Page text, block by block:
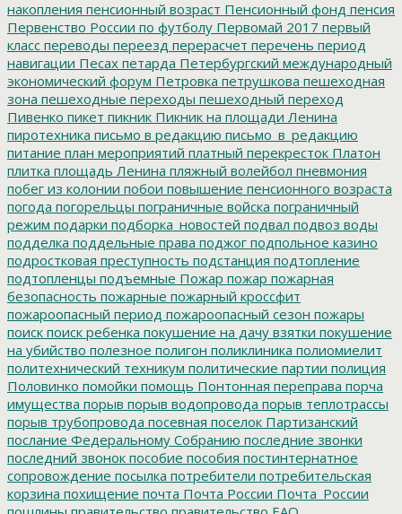
накопления пенсионный возраст Пенсионный фонд пенсия
Первенство России по футболу Первомай 2017 первый
класс переводы переезд перерасчет перечень период
навигации Песах петарда Петербургский международный
экономический форум Петровка петрушкова пешеходная
зона пешеходные переходы пешеходный переход
Пивенко пикет пикник Пикник на площади Ленина
пиротехника письмо в редакцию письмо_в_редакцию
питание план мероприятий платный перекресток Платон
плитка площадь Ленина пляжный волейбол пневмония
побег из колонии побои повышение пенсионного возраста
погода погорельцы пограничные войска пограничный
режим подарки подборка_новостей подвал подвоз воды
подделка поддельные права поджог подпольное казино
подростковая преступность подстанция подтопление
подтопленцы подъемные Пожар пожар пожарная
безопасность пожарные пожарный кроссфит
пожароопасный период пожароопасный сезон пожары
поиск поиск ребенка покушение на дачу взятки покушение
на убийство полезное полигон поликлиника полиомиелит
политехнический техникум политические партии полиция
Половинко помойки помощь Понтонная переправа порча
имущества порыв порыв водопровода порыв теплотрассы
порыв трубопровода посевная поселок Партизанский
послание Федеральному Собранию последние звонки
последний звонок пособие пособия постинтернатное
сопровождение посылка потребители потребительская
корзина похищение почта Почта России Почта_России